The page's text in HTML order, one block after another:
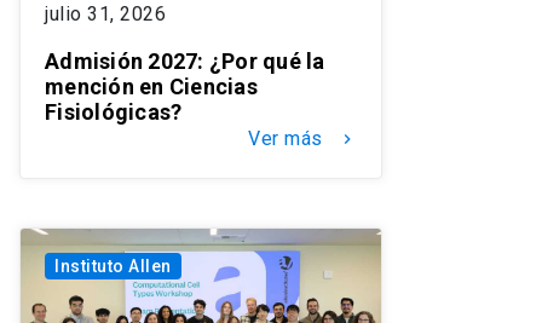
julio 31, 2026
Admisión 2027: ¿Por qué la
mención en Ciencias
Fisiológicas?
Ver más keyboard_arrow_right
Instituto Allen